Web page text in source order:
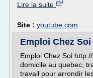
Lire la suite
Site : youtube.com
Emploi Chez Soi
Emploi Chez Soi
domicile au quebec,
travail pour arrondir